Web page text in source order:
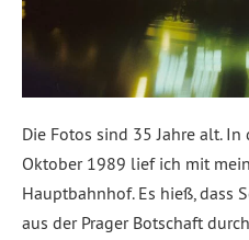
Die Fotos sind 35 Jahre alt. In
Oktober 1989 lief ich mit
Hauptbahnhof. Es hieß, dass
aus der Prager Botschaft